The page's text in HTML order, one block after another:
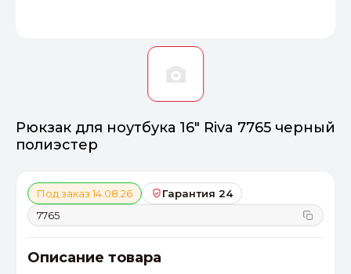
Рюкзак для ноутбука 16" Riva 7765 черный
полиэстер
Под заказ 14.08.26
Гарантия 24
7765
Описание товара